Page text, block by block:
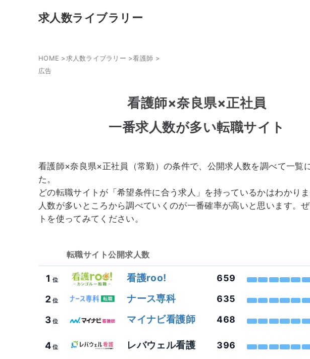
求人数ライブラリー
HOME >求人数ライブラリー >看護師 >
広告
看護師×奈良県×正社員
一番求人数が多い転職サイト
看護師×奈良県×正社員（常勤）の条件で、公開求人数を調べて一覧
た。
どの転職サイトが「希望条件に合う求人」を持っているかはわかり
人数が多いところから調べていくのが一番確率が高いと思います。
トを使ってみてください。
転職サイト公開求人数
1 位 看護roo! 659
2 位 ナース専科 635
3 位 マイナビ看護師 468
4 位 レバウェル看護 396